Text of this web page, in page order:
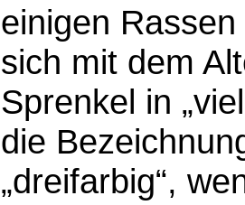
einigen
sich mit dem
Sprenkel in
die
„dreifarbig“,